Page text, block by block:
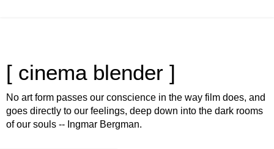
[ cinema blender ]
No art form passes our conscience in the way film does, and
goes directly to our feelings, deep down into the dark rooms
of our souls -- Ingmar Bergman.